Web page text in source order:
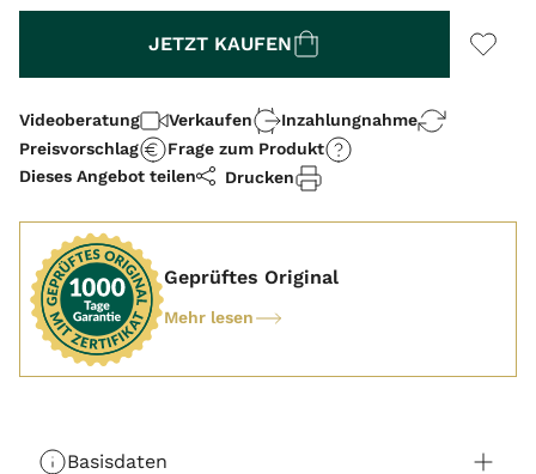
JETZT KAUFEN
Videoberatung Verkaufen
Inzahlungnahme
Preisvorschlag
Frage zum Produkt
Dieses Angebot teilen
Drucken
Geprüftes Original
Mehr lesen
Basisdaten